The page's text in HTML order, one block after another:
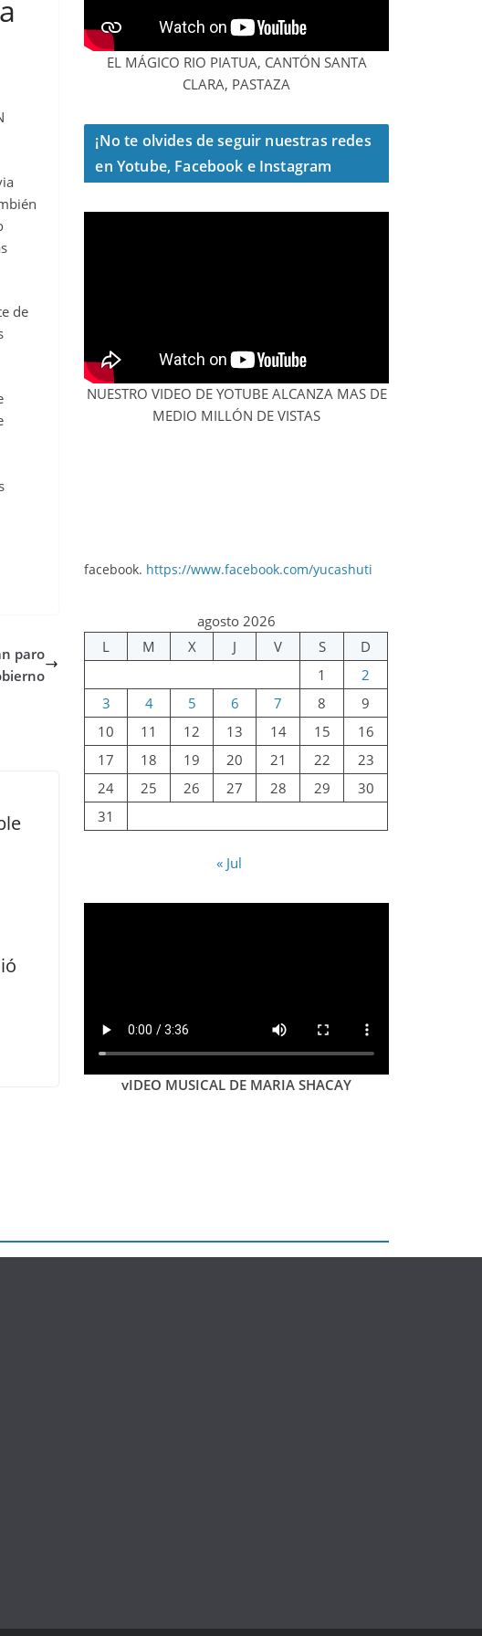
de
paro
EL MÁGICO RIO PIATUA, CANTÓN SANTA
CLARA, PASTAZA
¡No te olvides de seguir nuestras redes
en Yotube, Facebook e Instagram
NUESTRO VIDEO DE YOTUBE ALCANZA MAS DE
MEDIO MILLÓN DE VISTAS
facebook. https://www.facebook.com/yucashuti
agosto 2026
L
M X J V S
D
1
2
3
4 5 6 7 8
9
10
11 12 13 14 15
16
17
18 19 20 21 22
23
24
25 26 27 28 29
30
31
« Jul
vIDEO MUSICAL DE MARIA SHACAY